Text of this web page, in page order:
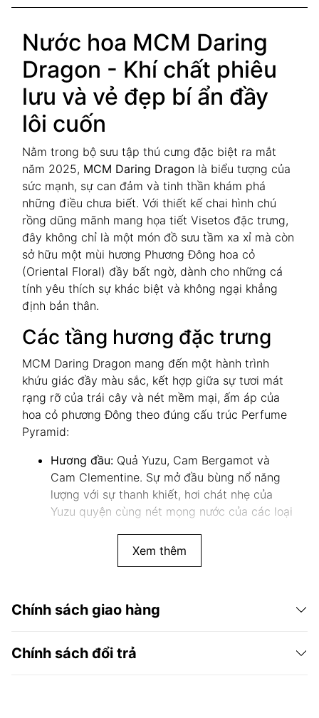
Nước hoa MCM Daring
Dragon - Khí chất phiêu
lưu và vẻ đẹp bí ẩn đầy
lôi cuốn
Nằm trong bộ sưu tập thú cưng đặc biệt ra mắt
năm 2025, MCM Daring Dragon là biểu tượng của
sức mạnh, sự can đảm và tinh thần khám phá
những điều chưa biết. Với thiết kế chai hình chú
rồng dũng mãnh mang họa tiết Visetos đặc trưng,
đây không chỉ là một món đồ sưu tầm xa xỉ mà còn
sở hữu một mùi hương Phương Đông hoa cỏ
(Oriental Floral) đầy bất ngờ, dành cho những cá
tính yêu thích sự khác biệt và không ngại khẳng
định bản thân.
Các tầng hương đặc trưng
MCM Daring Dragon mang đến một hành trình
khứu giác đầy màu sắc, kết hợp giữa sự tươi mát
rạng rỡ của trái cây và nét mềm mại, ấm áp của
hoa cỏ phương Đông theo đúng cấu trúc Perfume
Pyramid:
Hương đầu: Quả Yuzu, Cam Bergamot và
Cam Clementine. Sự mở đầu bùng nổ năng
lượng với sự thanh khiết, hơi chát nhẹ của
Yuzu quyện cùng nét mọng nước của các loại
và tràn đầy sức sống.
Hoa hạnh nhân (Almond
thanh tao, yên bình và một chút bí ẩn, tựa
hoa hạnh nhân đang bung nở.
Xem thêm
Chính sách giao hàng
Chính sách đổi trả